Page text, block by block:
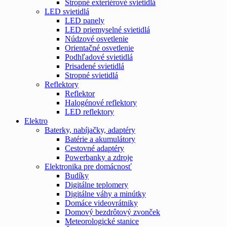
Stropné exteriérové svietidlá
LED svietidlá
LED panely
LED priemyselné svietidlá
Núdzové osvetlenie
Orientačné osvetlenie
Podhľadové svietidlá
Prisadené svietidlá
Stropné svietidlá
Reflektory
Reflektor
Halogénové reflektory
LED reflektory
Elektro
Baterky, nabíjačky, adaptéry
Batérie a akumulátory
Cestovné adaptéry
Powerbanky a zdroje
Elektronika pre domácnosť
Budíky
Digitálne teplomery
Digitálne váhy a minútky
Domáce videovrátniky
Domový bezdrôtový zvonček
Meteorologické stanice